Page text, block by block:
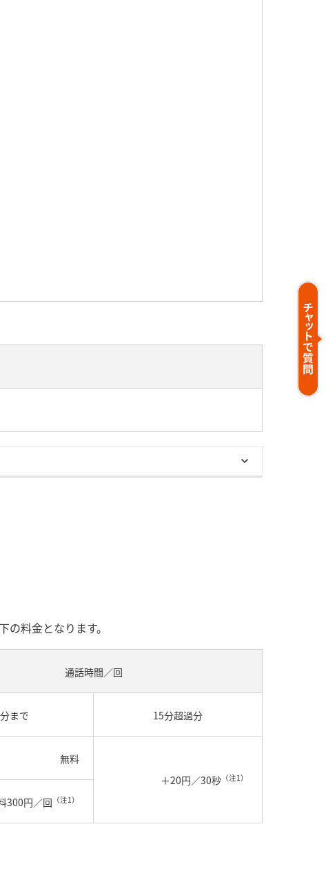
の料金となります。
通話時間／回
まで 15分超過分​
無料​
＋20円／30秒 （注1）
300円／回 （注1）